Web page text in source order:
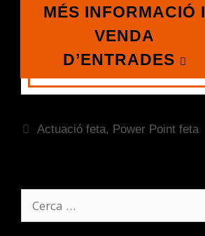
MÉS INFORMACIÓ I
VENDA
D’ENTRADES
Actuació feta, Power Point feta